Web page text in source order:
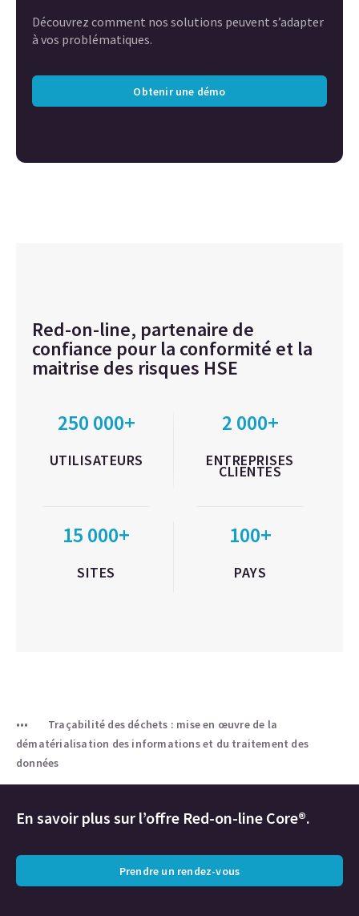
Découvrez comment nos solutions peuvent s’adapter
à vos problématiques.
Obtenir une démo
Red-on-line, partenaire de
confiance pour la conformité et la
maitrise des risques HSE
250 000+
UTILISATEURS
2 000+
ENTREPRISES
CLIENTES
15 000+
SITES
100+
PAYS
Traçabilité des déchets : mise en œuvre de la
dématérialisation des informations et du traitement des
données
En savoir plus sur l’offre Red-on-line Core®.
Prendre un rendez-vous